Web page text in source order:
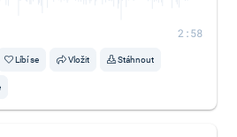
2:58
Líbí se Vložit Stáhnout